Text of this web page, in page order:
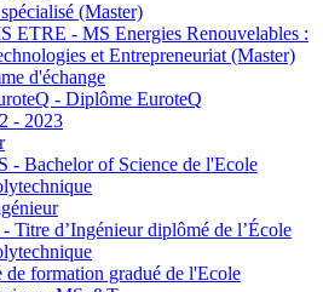
(Master)
ETRE - MS Energies Renouvelables :
et Entrepreneuriat (Master)
d'échange
- Diplôme EuroteQ
- 2023
- Bachelor of Science de l'Ecole
Titre d’Ingénieur diplômé de l’École
de formation gradué de l'Ecole